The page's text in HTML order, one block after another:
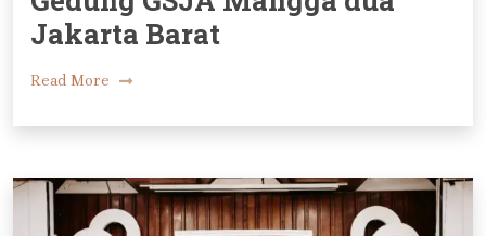
Jakarta Barat
Read More